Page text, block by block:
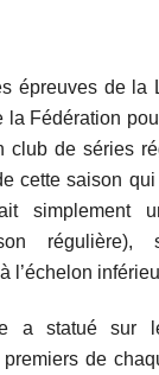
épreuves de la
la Fédération
club de séries
cette saison
simplement
régulière),
l’échelon
a statué sur
de